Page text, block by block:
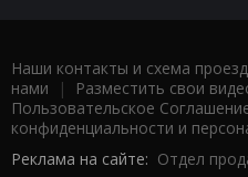
Наши контакты и схема
нами | Разместить свои
Пользовательское
конфиденциальности и
Реклама на сайте: Отдел